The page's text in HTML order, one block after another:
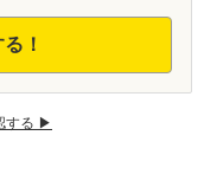
！
する ▶︎